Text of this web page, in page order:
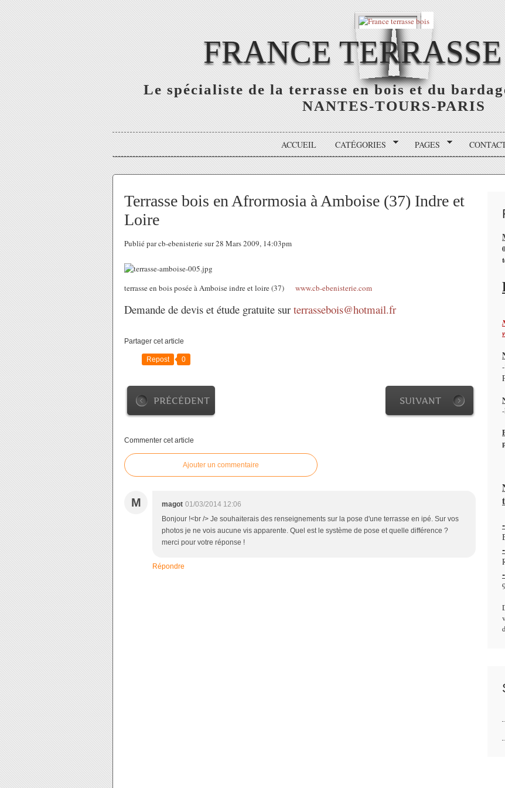
FRANCE
Le spécialiste de la terrasse en bois et du
NANTES-TOURS-PARIS
ACCUEIL CATÉGORIES PAGES
Terrasse bois en Afrormosia à Amboise (37) Indre et
Loire
Publié par cb-ebenisterie sur 28 Mars 2009, 14:03pm
terrasse en bois posée à Amboise indre et loire (37) www.cb-ebenisterie.com
Demande de devis et étude gratuite sur terrassebois@hotmail.fr
Partager cet article
Repost 0
PRÉCÉDENT SUIVANT
Commenter cet article
Ajouter un commentaire
M magot 01/03/2014 12:06
Bonjour !<br /> Je souhaiterais des renseignements sur la pose d'une terrasse en ipé. Sur vos
photos je ne vois aucune vis apparente. Quel est le système de pose et quelle différence ?
merci pour votre réponse !
Répondre